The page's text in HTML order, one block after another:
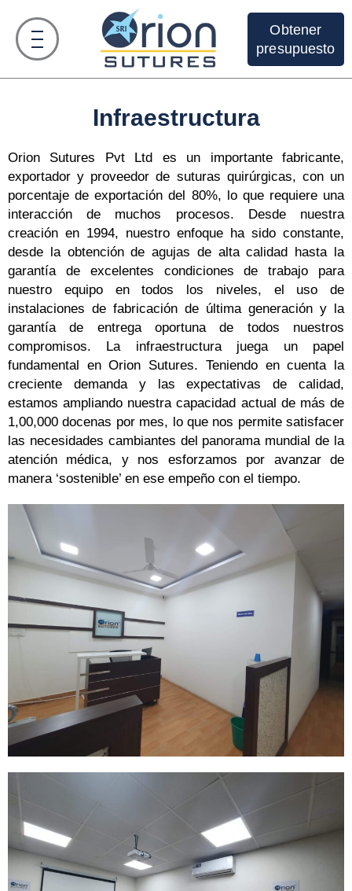
Obtener
presupuesto
Infraestructura
Orion Sutures Pvt Ltd es un importante fabricante,
exportador y proveedor de suturas quirúrgicas, con un
porcentaje de exportación del 80%, lo que requiere una
interacción de muchos procesos. Desde nuestra
creación en 1994, nuestro enfoque ha sido constante,
desde la obtención de agujas de alta calidad hasta la
garantía de excelentes condiciones de trabajo para
nuestro equipo en todos los niveles, el uso de
instalaciones de fabricación de última generación y la
garantía de entrega oportuna de todos nuestros
compromisos. La infraestructura juega un papel
fundamental en Orion Sutures. Teniendo en cuenta la
creciente demanda y las expectativas de calidad,
estamos ampliando nuestra capacidad actual de más de
1,00,000 docenas por mes, lo que nos permite satisfacer
las necesidades cambiantes del panorama mundial de la
atención médica, y nos esforzamos por avanzar de
manera ‘sostenible’ en ese empeño con el tiempo.